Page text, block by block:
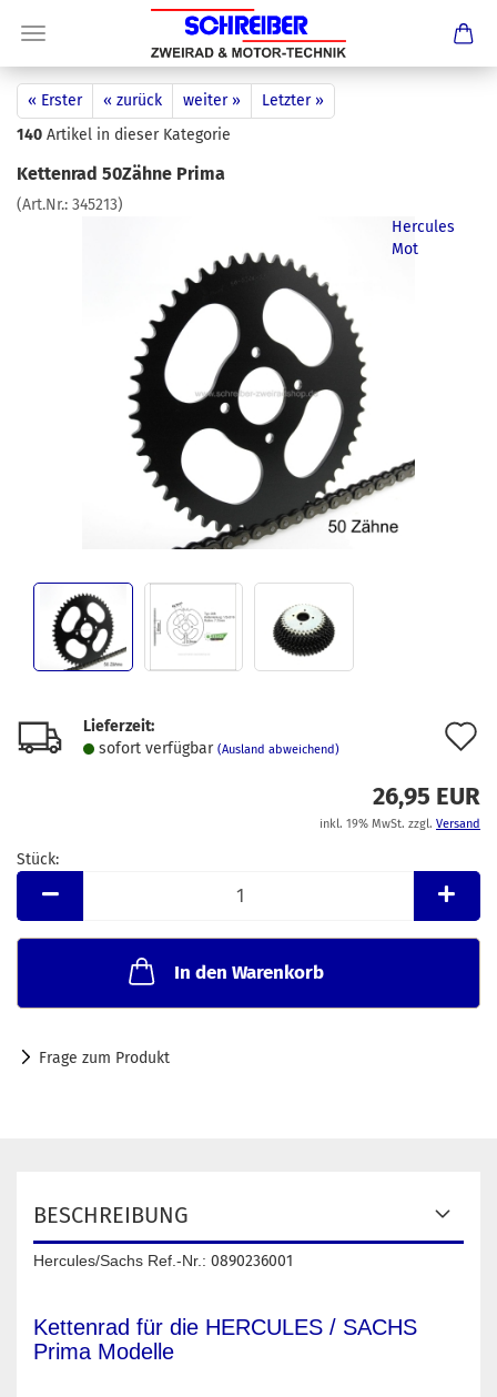
« Erster « zurück weiter »
Letzter »
140 Artikel in dieser Kategorie
Kettenrad 50Zähne Prima
(Art.Nr.: 345213)
Hercules
Mot
Lieferzeit:
sofort verfügbar (Ausland abweichend)
26,95 EUR
inkl. 19% MwSt. zzgl. Versand
Stück:
Stück
In den Warenkorb
Frage zum Produkt
BESCHREIBUNG
Hercules/Sachs Ref.-Nr.: 0890236001
Kettenrad für die HERCULES / SACHS
Prima Modelle